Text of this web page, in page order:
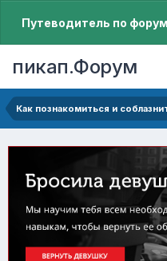
Путеводитель по
пикап.Форум
Как познакомиться и